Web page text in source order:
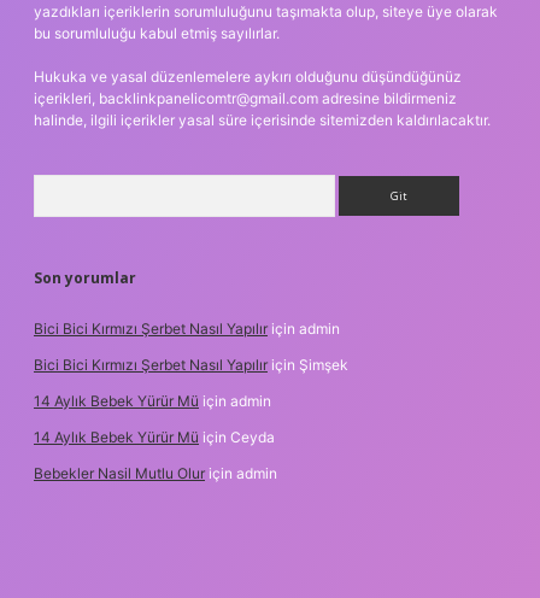
yazdıkları içeriklerin sorumluluğunu taşımakta olup, siteye üye olarak
bu sorumluluğu kabul etmiş sayılırlar.
Hukuka ve yasal düzenlemelere aykırı olduğunu düşündüğünüz
içerikleri, backlinkpanelicomtr@gmail.com adresine bildirmeniz
halinde, ilgili içerikler yasal süre içerisinde sitemizden kaldırılacaktır.
Son yorumlar
Bici Bici Kırmızı Şerbet Nasıl Yapılır için admin
Bici Bici Kırmızı Şerbet Nasıl Yapılır için Şimşek
14 Aylık Bebek Yürür Mü için admin
14 Aylık Bebek Yürür Mü için Ceyda
Bebekler Nasil Mutlu Olur için admin